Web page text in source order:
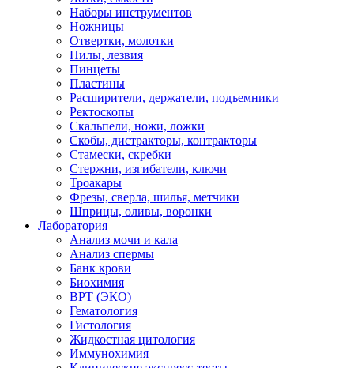
Наборы инструментов
Ножницы
Отвертки, молотки
Пилы, лезвия
Пинцеты
Пластины
Расширители, держатели, подъемники
Ректоскопы
Скальпели, ножи, ложки
Скобы, дистракторы, контракторы
Стамески, скребки
Стержни, изгибатели, ключи
Троакары
Фрезы, сверла, шилья, метчики
Шприцы, оливы, воронки
Лаборатория
Анализ мочи и кала
Анализ спермы
Банк крови
Биохимия
ВРТ (ЭКО)
Гематология
Гистология
Жидкостная цитология
Иммунохимия